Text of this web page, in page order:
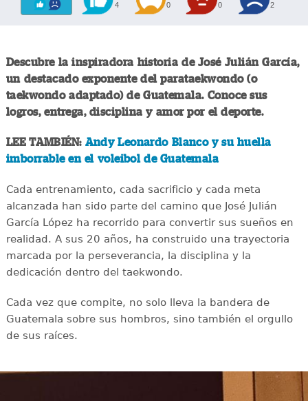
4 0 0 2
Descubre la inspiradora historia de José Julián García,
un destacado exponente del parataekwondo (o
taekwondo adaptado) de Guatemala. Conoce sus
logros, entrega, disciplina y amor por el deporte.
LEE TAMBIÉN: Andy Leonardo Blanco y su huella
imborrable en el voleibol de Guatemala
Cada entrenamiento, cada sacrificio y cada meta
alcanzada han sido parte del camino que José Julián
García López ha recorrido para convertir sus sueños en
realidad. A sus 20 años, ha construido una trayectoria
marcada por la perseverancia, la disciplina y la
dedicación dentro del taekwondo.
Cada vez que compite, no solo lleva la bandera de
Guatemala sobre sus hombros, sino también el orgullo
de sus raíces.